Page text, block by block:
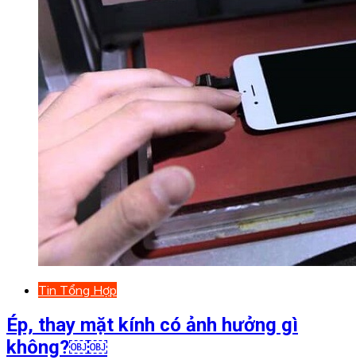
Tin Tổng Hợp
Ép, thay mặt kính có ảnh hưởng gì
không?￼￼